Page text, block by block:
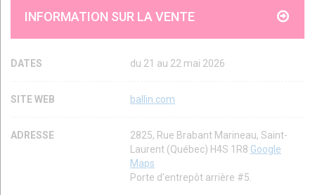
INFORMATION SUR LA VENTE
DATES du 21 au 22 mai 2026
SITE WEB ballin.com
ADRESSE
2825, Rue Brabant Marineau, Saint-
Laurent (Québec) H4S 1R8 Google
Maps
Porte d'entrepôt arrière #5.